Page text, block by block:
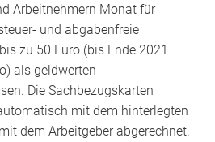
Arbeitnehmern Monat für
und abgabenfreie
zu 50 Euro (bis Ende 2021
als geldwerten
Die Sachbezugskarten
mit dem hinterlegten
dem Arbeitgeber abgerechnet.